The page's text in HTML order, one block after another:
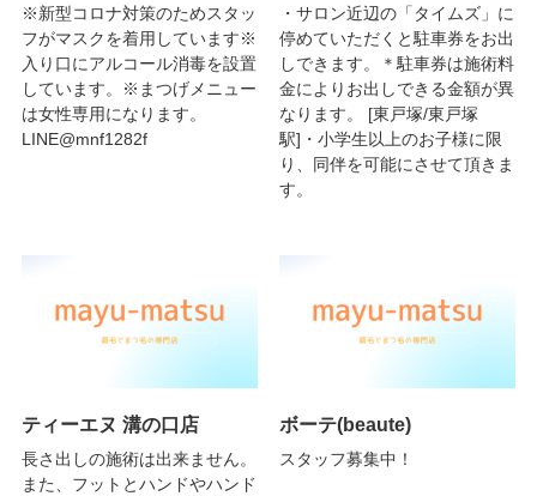
※新型コロナ対策のためスタッ
フがマスクを着用しています※
入り口にアルコール消毒を設置
しています。※まつげメニュー
は女性専用になります。
LINE@mnf1282f
・サロン近辺の「タイムズ」に
停めていただくと駐車券をお出
しできます。＊駐車券は施術料
金によりお出しできる金額が異
なります。 [東戸塚/東戸塚
駅]・小学生以上のお子様に限
り、同伴を可能にさせて頂きま
す。
ティーエヌ 溝の口店
長さ出しの施術は出来ません。
また、フットとハンドやハンド
ボーテ(beaute)
スタッフ募集中！